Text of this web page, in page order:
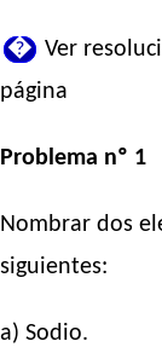
� Ver
página
Problema nº 1
Nombrar dos
siguientes:
a) Sodio.